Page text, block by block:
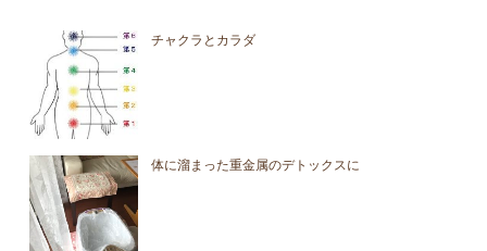
チャクラとカラダ
体に溜まった重金属のデトックスに